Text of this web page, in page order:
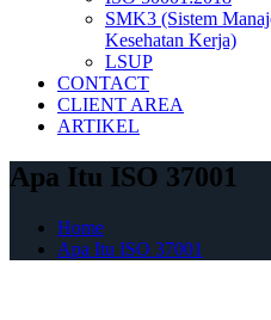
SMK3 (Sistem
Kesehatan Kerja)
LSUP
CONTACT
CLIENT AREA
ARTIKEL
Apa Itu ISO 37001
Home
Apa Itu ISO 37001